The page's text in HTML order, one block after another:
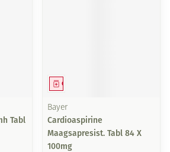
Tabl
Geneesmiddel
Bayer
Cardioaspirine
Maagsapresist. Tabl 84 X
100mg